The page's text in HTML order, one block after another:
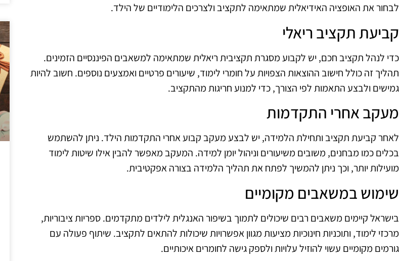
לבחור את האופציה האידיאלית שמתאימה לתקציב ולצרכים הלימודיים של הילד.
קביעת תקציב ריאלי
כדי לנהל תקציב חכם, יש לקבוע מסגרת תקציבית ריאלית שמתאימה למשאבים הפיננסיים הזמינים.
תהליך זה כולל חישוב ההוצאות הצפויות על חומרי לימוד, שיעורים פרטיים ואמצעים נוספים. חשוב להיות
גמישים ולבצע התאמות לפי הצורך, כדי למנוע חריגות מהתקציב.
מעקב אחרי התקדמות
לאחר קביעת תקציב ותחילת הלמידה, יש לבצע מעקב קבוע אחרי התקדמות הילד. ניתן להשתמש
בכלים כמו מבחנים, משובים משיעורים וניהול יומן למידה. המעקב מאפשר להבין אילו שיטות לימוד
מועילות יותר, וכך ניתן להמשיך לפתח את תהליך הלמידה בצורה אפקטיבית.
שימוש במשאבים מקומיים
בישראל קיימים משאבים רבים שיכולים לתמוך בשיפור האנגלית לילדים מתקדמים. ספריות ציבוריות,
מרכזי לימוד, ותוכניות חינוכיות מציעות מגוון אפשרויות שיכולות להתאים לתקציב. שיתוף פעולה עם
גורמים מקומיים עשוי להוזיל עלויות ולספק גישה לחומרים איכותיים.